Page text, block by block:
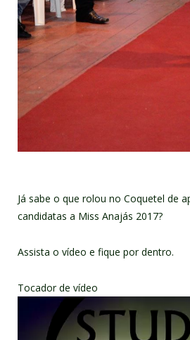
Já sabe o que rolou no Coquetel de
candidatas a Miss Anajás 2017?
Assista o vídeo e fique por dentro.
Tocador de vídeo